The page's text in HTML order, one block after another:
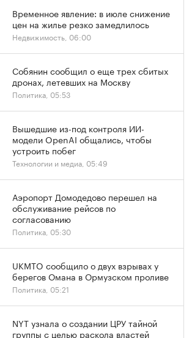
Временное явление: в июле снижение
цен на жилье резко замедлилось
Недвижимость, 06:00
Собянин сообщил о еще трех сбитых
дронах, летевших на Москву
Политика, 05:53
Вышедшие из-под контроля ИИ-
модели OpenAI общались, чтобы
устроить побег
Технологии и медиа, 05:49
Аэропорт Домодедово перешел на
обслуживание рейсов по
согласованию
Политика, 05:30
UKMTO сообщило о двух взрывах у
берегов Омана в Ормузском проливе
Политика, 05:21
NYT узнала о создании ЦРУ тайной
группы с целью раскола властей